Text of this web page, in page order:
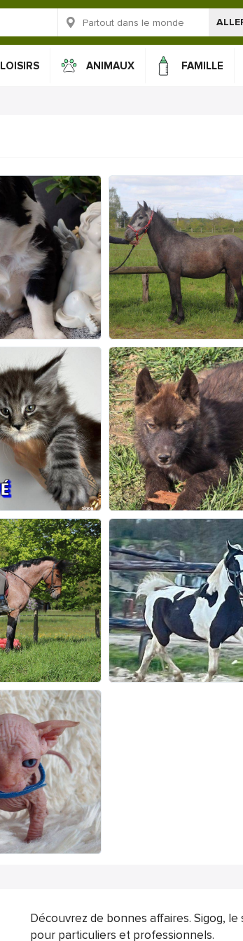
LOISIRS ANIMAUX FAMILLE
Découvrez de bonnes affaires. Sigog,
pour particuliers et professionnels.